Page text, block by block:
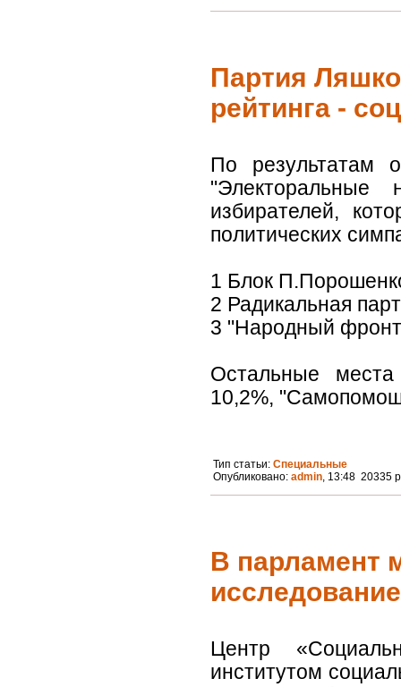
Партия
рейтинга -
По результатам
"Электоральные
избирателей,
политических
1 Блок
2 Радикальная
3 "Народный
Остальные
10,2%,
Тип статьи: Специальные
Опубликовано: admin, 13:48 20335
В парламент
исследование
Центр
институтом